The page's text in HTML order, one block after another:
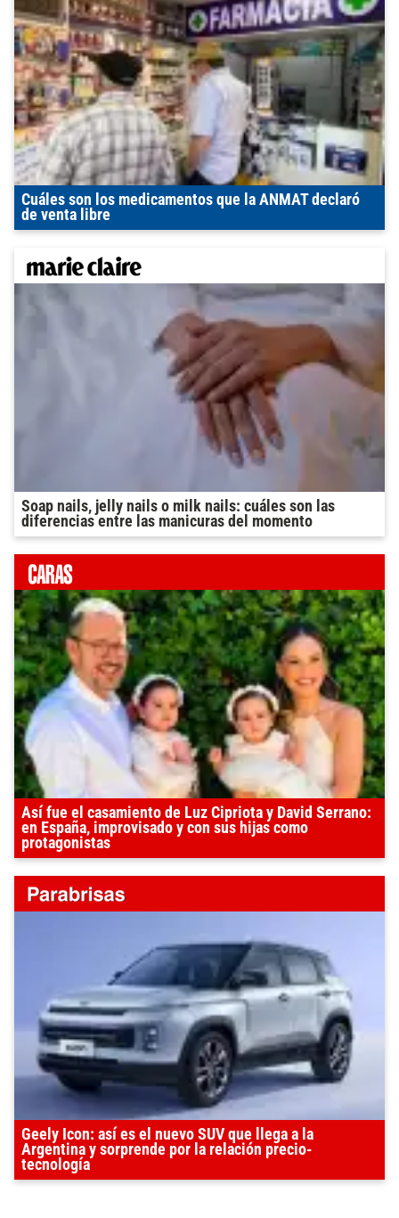
Cuáles son los medicamentos que la ANMAT declaró
de venta libre
Soap nails, jelly nails o milk nails: cuáles son las
diferencias entre las manicuras del momento
Así fue el casamiento de Luz Cipriota y David Serrano:
en España, improvisado y con sus hijas como
protagonistas
Geely Icon: así es el nuevo SUV que llega a la
Argentina y sorprende por la relación precio-
tecnología